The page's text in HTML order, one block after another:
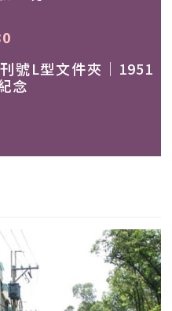
號L型文件夾｜1951
念